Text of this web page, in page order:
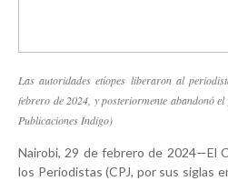
Las autoridades etíopes liberaron al
febrero de 2024, y posteriormente abandonó
Publicaciones Índigo)
Nairobi, 29 de febrero de 2024—El
los Periodistas (CPJ, por sus siglas